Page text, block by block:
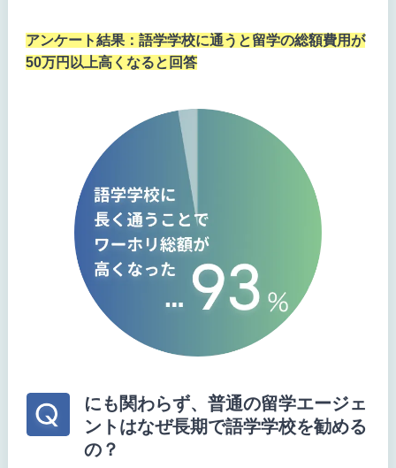
アンケート結果：語学学校に通うと留学の総額費用が
50万円以上高くなると回答
にも関わらず、普通の留学エージェ
ントはなぜ長期で語学学校を勧める
の？